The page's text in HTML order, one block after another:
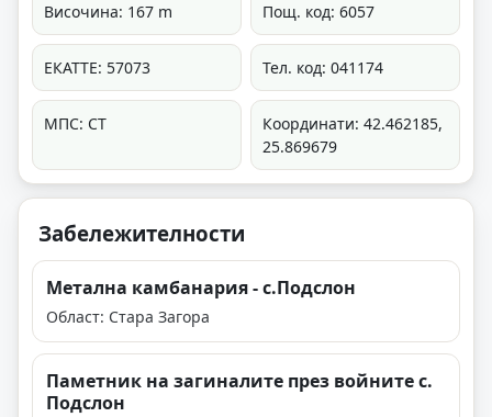
Височина: 167 m Пощ. код: 6057
ЕКАТТЕ: 57073 Тел. код: 041174
МПС: СТ
Координати: 42.462185,
25.869679
Забележителности
Метална камбанария - с.Подслон
Област: Стара Загора
Паметник на загиналите през войните с.
Подслон